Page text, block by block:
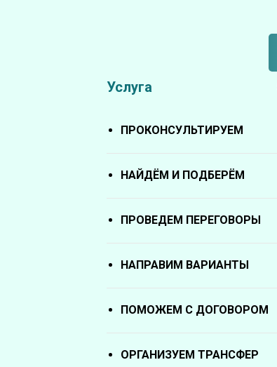
Услуга
ПРОКОНСУЛЬТИРУЕМ
НАЙДЁМ И ПОДБЕРЁМ
ПРОВЕДЕМ ПЕРЕГОВОРЫ
НАПРАВИМ ВАРИАНТЫ
ПОМОЖЕМ С ДОГОВОРОМ
ОРГАНИЗУЕМ ТРАНСФЕР